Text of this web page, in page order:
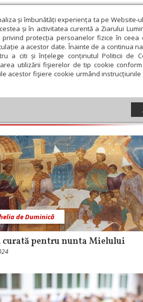
și îmbunătăți experiența ta pe Website-
și în activitatea curentă a Ziarului
privind protecția persoanelor fizice în ceea
a acestor date. Înainte de a continua
a citi și înțelege conținutul Politicii de
utilizării fişierelor de tip cookie
acestor fişiere cookie urmând instrucțiunile
și Cultură Societate
și Sălajului
de Duminică
curată pentru nunta Mielului
Martie Aprilie Mai